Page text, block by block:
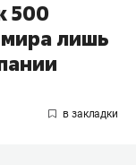
500
лишь